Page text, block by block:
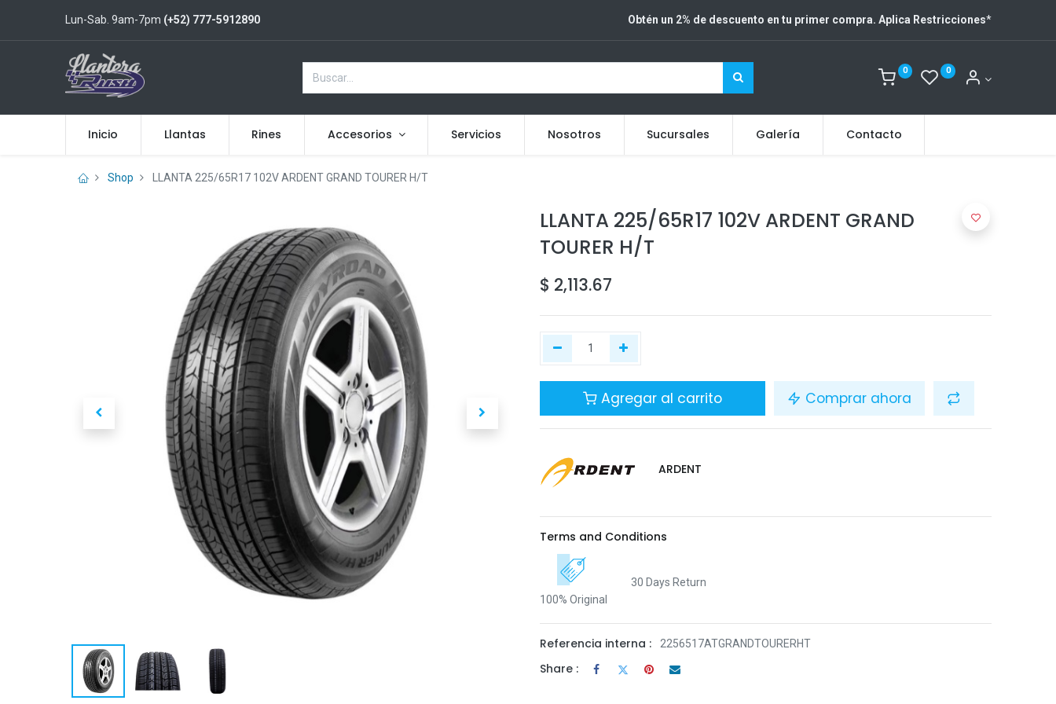
Lun-Sab. 9am-7pm (+52) 777-5912890 Obtén un 2% de descuento en tu primer compra. Aplica Restricciones*
0 0
Inicio Llantas Rines Accesorios Servicios Nosotros Sucursales Galería Contacto
Shop LLANTA 225/65R17 102V ARDENT GRAND TOURER H/T
LLANTA 225/65R17 102V ARDENT GRAND
TOURER H/T
$ 2,113.67
Agregar al carrito Comprar ahora
ARDENT
Terms and Conditions
100% Original
30 Days Return
Referencia interna : 2256517ATGRANDTOURERHT
Share :